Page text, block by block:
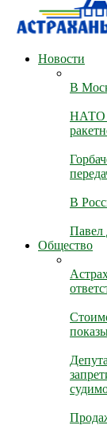
Новости
В
НАТО
В
Павел
Общество